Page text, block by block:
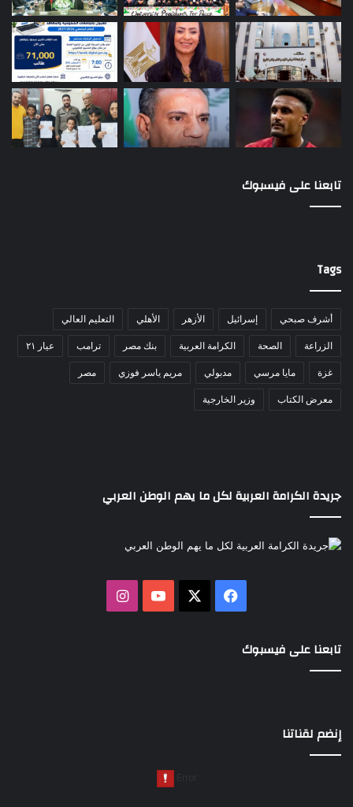
تابعنا على فيسبوك
Tags
أشرف صبحي إسرائيل الأزهر الأهلي التعليم العالي
الزراعة الصحة الكرامة العربية بنك مصر ترامب عيار ٢١
غزة مايا مرسي مدبولي مريم ياسر فوزي مصر
معرض الكتاب وزير الخارجية
جريدة الكرامة العربية لكل ما يهم الوطن العربي
فيسبوك ‫YouTube
تابعنا على فيسبوك
إنضم لقناتنا